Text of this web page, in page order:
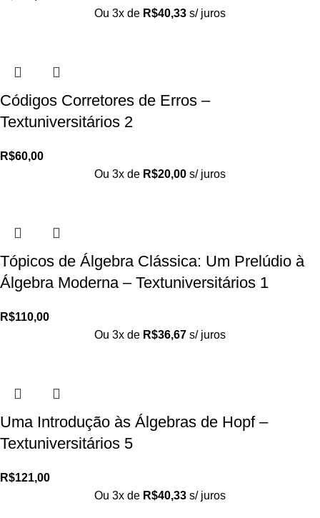
Ou 3x de R$40,33 s/ juros
Códigos Corretores de Erros –
Textuniversitários 2
R$60,00
Ou 3x de R$20,00 s/ juros
Tópicos de Álgebra Clássica: Um Prelúdio à
Álgebra Moderna – Textuniversitários 1
R$110,00
Ou 3x de R$36,67 s/ juros
Uma Introdução às Álgebras de Hopf –
Textuniversitários 5
R$121,00
Ou 3x de R$40,33 s/ juros